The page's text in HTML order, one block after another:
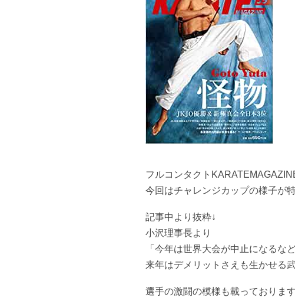
フルコンタクト
今回はチャレンジカップの様子が
記事中より抜粋↓
小沢理事長より
「今年は世界大会が中止になるな
来年はデメリットさえも生かせる
選手の激闘の模様も載っておりま